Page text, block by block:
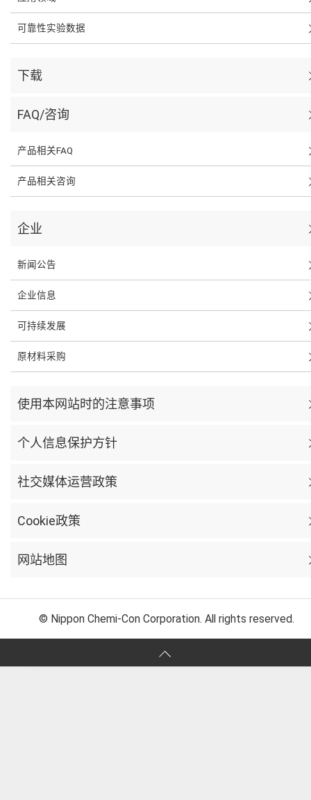
可靠性实验数据
下载
FAQ/咨询
产品相关FAQ
产品相关咨询
企业
新闻公告
企业信息
可持续发展
原材料采购
使用本网站时的注意事项
个人信息保护方针
社交媒体运营政策
Cookie政策
网站地图
© Nippon Chemi-Con Corporation. All rights reserved.